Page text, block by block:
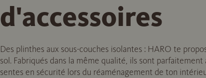
d'accessoires
Des plinthes aux sous-couches isolantes : HARO te
sol. Fabriqués dans la même qualité, ils sont
sentes en sécurité lors du réaménagement de ton